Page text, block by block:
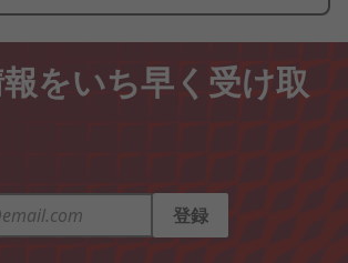
をいち早く受け取
登録